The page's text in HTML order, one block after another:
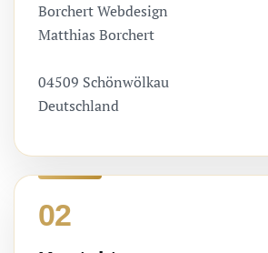
Borchert Webdesign
Matthias Borchert
04509 Schönwölkau
Deutschland
02